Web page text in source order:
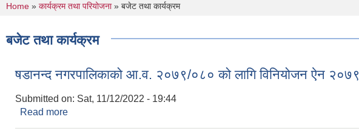
You are here
Home » कार्यक्रम तथा परियोजना» बजेट तथा कार्यक्रम
बजेट तथा कार्यक्रम
षडानन्द नगरपालिकाको आ.व. २०७९/०८० को लागि विनियोजन ऐन २०७९
Submitted on: Sat, 11/12/2022 - 19:44
Read more